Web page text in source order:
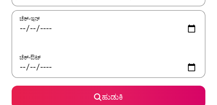
ಚೆಕ್-ಇನ್
ಚೆಕ್-ಔಟ್
ಹುಡುಕಿ